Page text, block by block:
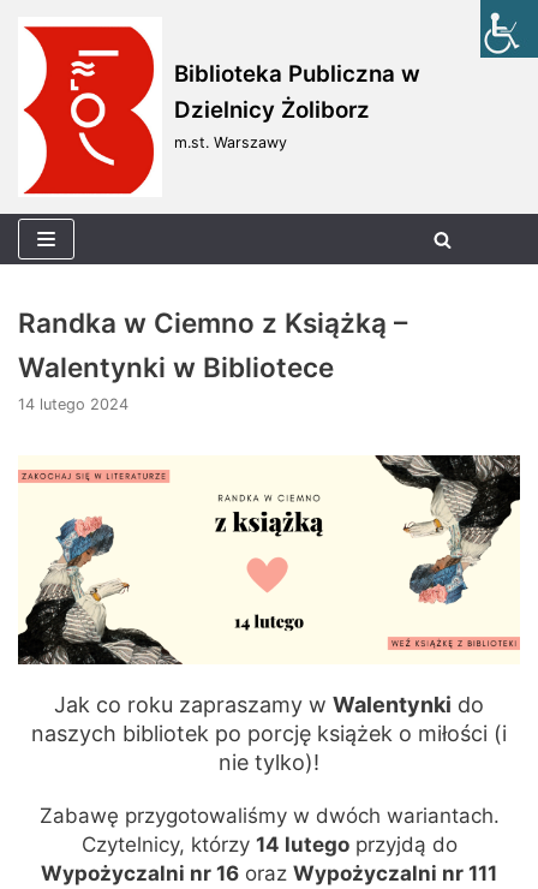
Skocz
do
treści
Biblioteka Publiczna w
Dzielnicy Żoliborz
m.st. Warszawy
Randka w Ciemno z Książką –
Walentynki w Bibliotece
14 lutego 2024
Jak co roku zapraszamy w Walentynki do
naszych bibliotek po porcję książek o miłości (i
nie tylko)!
Zabawę przygotowaliśmy w dwóch wariantach.
Czytelnicy, którzy 14 lutegoprzyjdą do
Wypożyczalni nr 16 oraz Wypożyczalni nr 111